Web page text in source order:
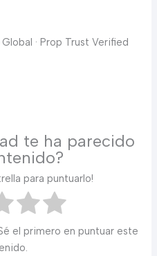
· Prop Trust Verified
te ha parecido
para puntuarlo!
el primero en puntuar este